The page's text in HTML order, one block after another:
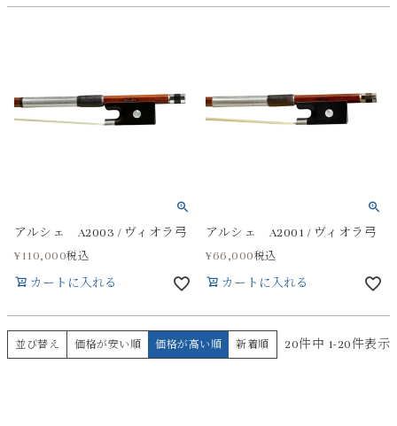
アルシェ A2003 / ヴィオラ弓
¥110,000税込
カートに入れる
アルシェ A2001 / ヴィオラ弓
¥66,000税込
カートに入れる
並び替え 価格が安い順 価格が高い順 新着順 20件中 1-20件表示